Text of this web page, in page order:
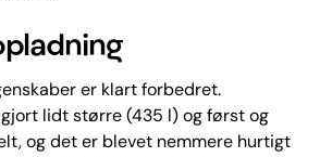
er klart forbedret.
lidt større (435 l) og først og
og det er blevet nemmere hurtigt